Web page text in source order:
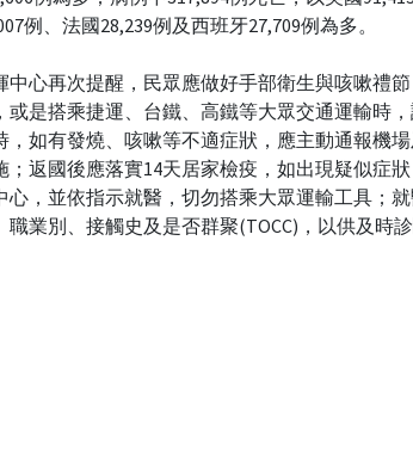
例、法國28,239例及西班牙27,709例為多。
中心再次提醒，民眾應做好手部衛生與咳嗽禮
或是搭乘捷運、台鐵、高鐵等大眾交通運輸時
，如有發燒、咳嗽等不適症狀，應主動通報機
；返國後應落實14天居家檢疫，如出現疑似症
心，並依指示就醫，切勿搭乘大眾運輸工具；
職業別、接觸史及是否群聚(TOCC)，以供及時診